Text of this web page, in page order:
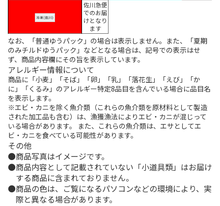
佐川急便
でのお届
けとなり
ます
なお、「普通ゆうパック」の場合は表示しません。また、「夏期
のみチルドゆうパック」などとなる場合は、記号での表示はせ
ず、商品内容欄にその旨を表示しています。
アレルギー情報について
商品に「小麦」「そば」「卵」「乳」「落花生」「えび」「か
に」「くるみ」のアレルギー特定8品目を含んでいる場合に品目名
を表示します。
※エビ・カニを除く魚介類（これらの魚介類を原材料として製造
された加工品も含む）は、漁獲漁法によりエビ・カニが混じって
いる場合があります。 また、これらの魚介類は、エサとしてエ
ビ・カニを食べている可能性があります。
その他
商品写真はイメージです。
商品内容として記載されていない「小道具類」はお届け
する商品に含まれておりません。
商品の色は、ご覧になるパソコンなどの環境により、実
際と異なる場合があります。